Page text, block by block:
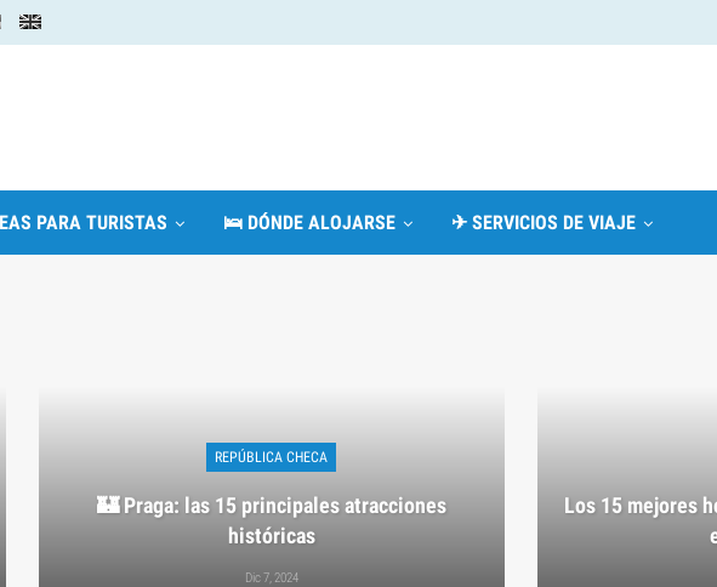
PARA TURISTAS 🛌 DÓNDE ALOJARSE ✈ SERVICIOS DE VIAJE
REPÚBLICA CHECA
🏰 Praga: las 15 principales atracciones
históricas
Dic 7, 2024
Los 15 mejores